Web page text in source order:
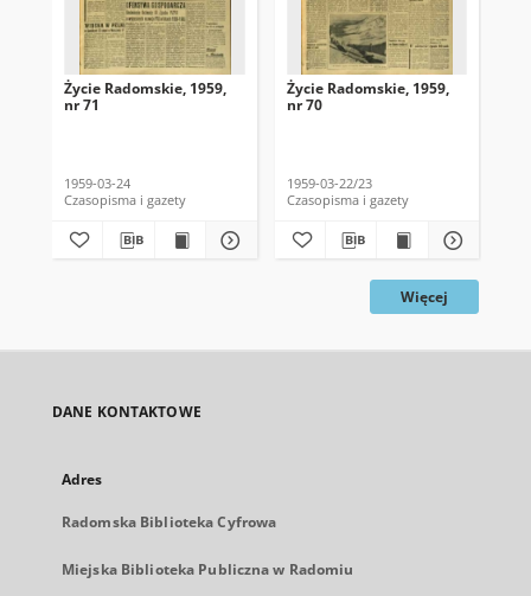
Życie Radomskie, 1959,
nr 71
1959-03-24
Czasopisma i gazety
Życie Radomskie, 1959,
nr 70
1959-03-22/23
Czasopisma i gazety
Więcej
DANE KONTAKTOWE
Adres
Radomska Biblioteka Cyfrowa
Miejska Biblioteka Publiczna w Radomiu